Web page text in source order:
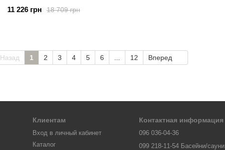
18 709 грн
11 226 грн
Назад 1 2 3 4 5 6 12 Вперед
Клиентам
Вход в личный кабинет
Каталог
Контактная информация
096 036-04-36
099 218-11-54 Басейни/сауни